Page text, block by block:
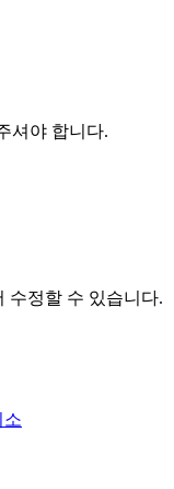
셔야 합니다.
수정할 수 있습니다.
소